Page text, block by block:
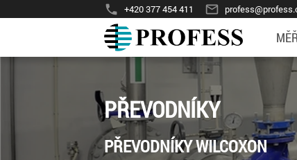
phone +420 377 454 411 mail_outline
PŘEVODNÍKY
PŘEVODNÍKY WILCOXON